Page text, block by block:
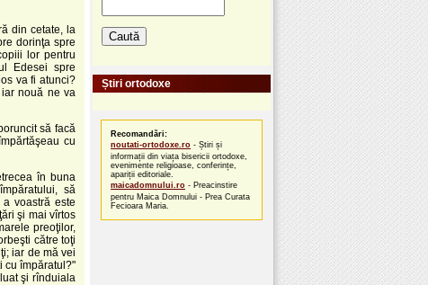
din cetate, la
dorinţa spre
lor pentru
Edesei spre
va fi atunci?
nouă ne va
să facă
cu
în buna
să
voastră este
şi mai vîrtos
preoţilor,
către toţi
iar de mă vei
cu împăratul?"
şi rînduiala
Știri ortodoxe
Recomandări:
noutati-ortodoxe.ro - Știri și
informații din viața bisericii ortodoxe,
evenimente religioase, conferințe,
apariții editoriale.
maicadomnului.ro - Preacinstire
pentru Maica Domnului - Prea Curata
Fecioara Maria.